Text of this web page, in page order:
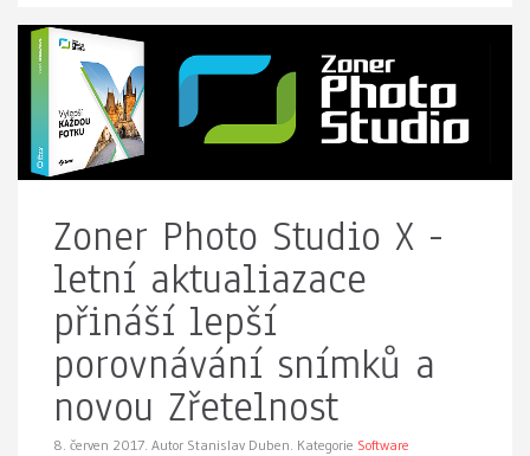
Zoner Photo Studio X -
letní aktualiazace
přináší lepší
porovnávání snímků a
novou Zřetelnost
8. červen 2017. Autor Stanislav Duben. Kategorie Software